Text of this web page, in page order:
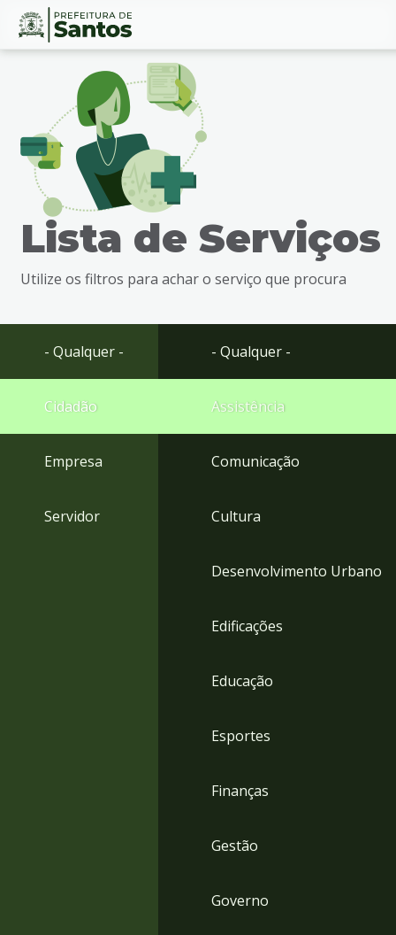
Ir
busca
Ir
rodapé
Conteúdo
Lista de Serviços
Utilize os filtros para achar o serviço que procura
- Qualquer -
Cidadão
Empresa
Servidor
- Qualquer -
Assistência
Comunicação
Cultura
Desenvolvimento Urbano
Edificações
Educação
Esportes
Finanças
Gestão
Governo